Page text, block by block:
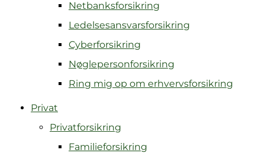
Netbanksforsikring
Ledelsesansvarsforsikring
Cyberforsikring
Nøglepersonforsikring
Ring mig op om erhvervsforsikring
Privat
Privatforsikring
Familieforsikring